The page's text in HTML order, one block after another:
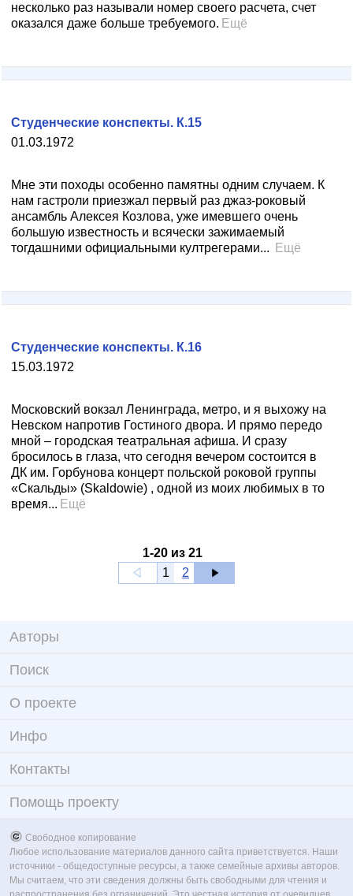
несколько раз называли номер своего расчета, счет
оказался даже больше требуемого. Ещё
01.03.1972
Студенческие конспекты. К.15
Мне эти походы особенно памятны одним случаем. К
нам гастроли приезжал первый раз джаз-роковый
ансамбль Алексея Козлова, уже имевшего очень
большую известность и всячески зажимаемый
тогдашними официальными култрегерами...
Ещё
15.03.1972
Студенческие конспекты. К.16
Московский вокзал Ленинграда, метро, и я выхожу на
Невском напротив Гостиного двора. И прямо передо
мной – городская театральная афиша. И сразу
бросилось в глаза, что сегодня вечером состоится в
ДК им. Горбунова концерт польской роковой группы
«Скальды» (Skaldowie) , одной из моих любимых в то
время... Ещё
1-20 из 21
1
2
Авторы
Поиск
О проекте
Инфо
Контакты
Помощь проекту
Свободное копирование
Любое использование материалов данного сайта приветствуется. Наши
источники - общедоступные ресурсы, а также семейные архивы авторов.
Мы считаем, что эти сведения должны быть свободными для чтения и